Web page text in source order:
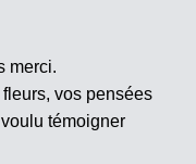
merci.
vos pensées
témoigner